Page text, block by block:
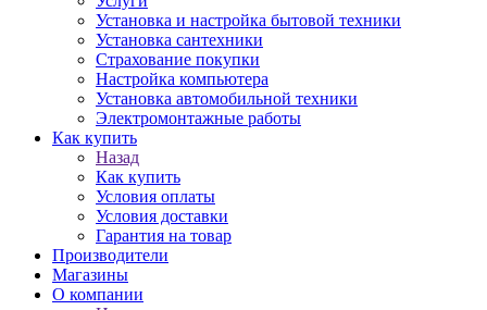
Установка и настройка бытовой техники
Установка сантехники
Страхование покупки
Настройка компьютера
Установка автомобильной техники
Электромонтажные работы
Как купить
Назад
Как купить
Условия оплаты
Условия доставки
Гарантия на товар
Производители
Магазины
О компании